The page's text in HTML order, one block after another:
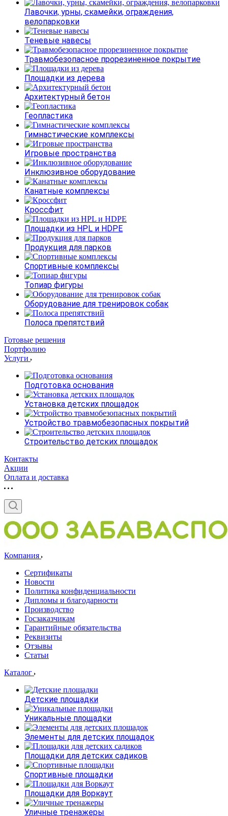
Лавочки, урны, скамейки, ограждения,
велопарковки
Теневые навесы
Травмобезопасное прорезиненное покрытие
Площадки из дерева
Архитектурный бетон
Геопластика
Гимнастические комплексы
Игровые пространства
Инклюзивное оборудование
Канатные комплексы
Кроссфит
Площадки из HPL и HDPE
Продукция для парков
Спортивные комплексы
Топиар фигуры
Оборудование для тренировок собак
Полоса препятствий
Готовые решения
Портфолию
Услуги
Подготовка основания
Установка детских площадок
Устройство травмобезопасных покрытий
Строительство детских площадок
Контакты
Акции
Оплата и доставка
Компания
Сертификаты
Новости
Политика конфиденциальности
Дипломы и благодарности
Производство
Госзаказчикам
Гарантийные обязательства
Реквизиты
Отзывы
Статьи
Каталог
Детские площадки
Уникальные площадки
Элементы для детских площадок
Площадки для детских садиков
Спортивные площадки
Площадки для Воркаут
Уличные тренажеры